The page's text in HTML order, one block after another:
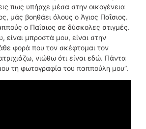
πως υπήρχε μέσα στην οικογένεια
μάς βοηθάει όλους ο Άγιος Παΐσιος.
ο Παΐσιος σε δύσκολες στιγμές.
είναι μπροστά μου, είναι στην
φορά που τον σκέφτομαι τον
νιώθω ότι είναι εδώ. Πάντα
τη φωτογραφία του παππούλη μου”.